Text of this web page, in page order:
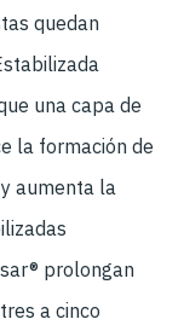
quedan
una capa de
la formación de
aumenta la
prolongan
a cinco